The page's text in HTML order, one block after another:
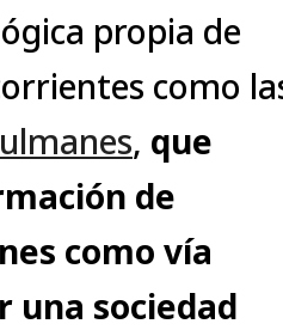
propia de
como
, que
de
como vía
una sociedad